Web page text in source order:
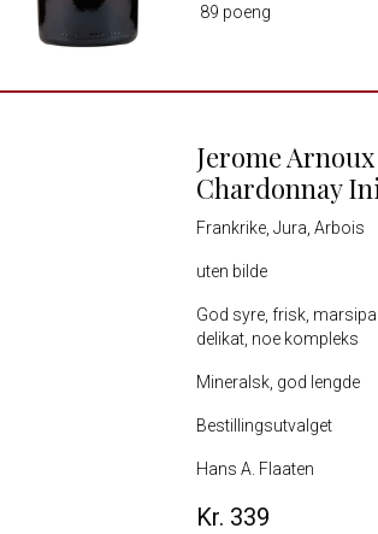
89 poeng
Jerome
Chardonnay
Frankrike, Jura, Arbois
uten bilde
God syre, frisk,
delikat, noe kompleks
Mineralsk, god lengde
Bestillingsutvalget
Hans A. Flaaten
Kr. 339